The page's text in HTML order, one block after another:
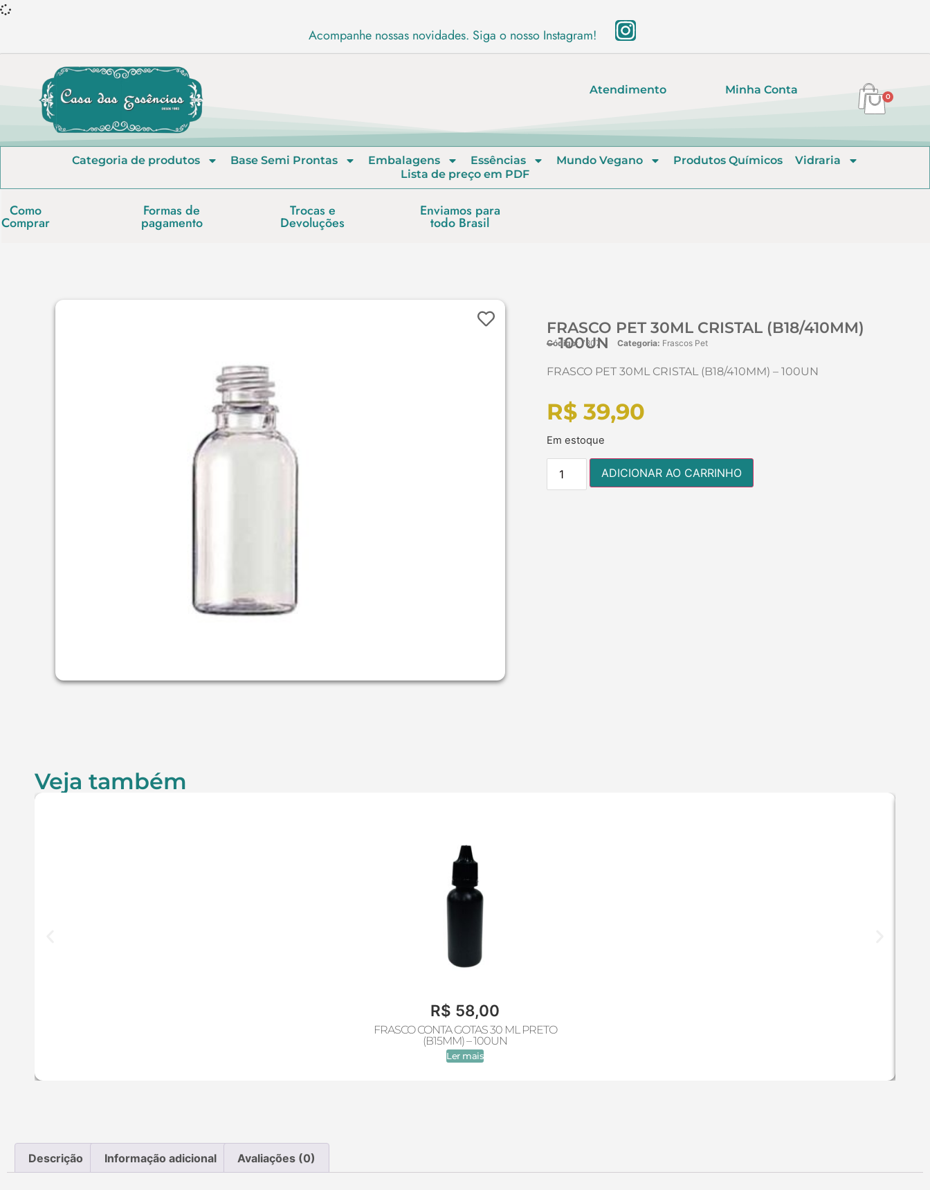
Acompanhe nossas novidades. Siga o nosso Instagram!
Atendimento Minha Conta
0
Categoria de produtos Base Semi Prontas Embalagens Essências Mundo Vegano Produtos Químicos
Vidraria
Lista de preço em PDF
Como
Comprar
Formas de
pagamento
Trocas e
Devoluções
Enviamos para
todo Brasil
FRASCO PET 30ML CRISTAL (B18/410MM)
– 100UN
Código: 7807 Categoria: Frascos Pet
FRASCO PET 30ML CRISTAL (B18/410MM) – 100UN
R$ 39,90
Em estoque
ADICIONAR AO CARRINHO
Veja também
R$ 58,00
FRASCO CONTA GOTAS 30 ML PRETO
(B15MM) – 100UN
Ler mais
Descrição Informação adicional Avaliações (0)